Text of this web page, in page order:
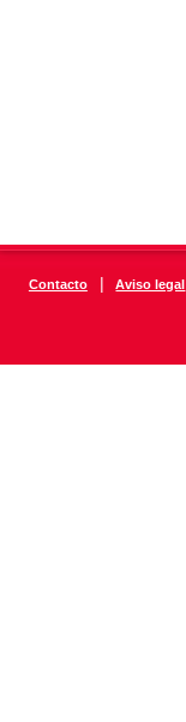
Contacto | Aviso legal